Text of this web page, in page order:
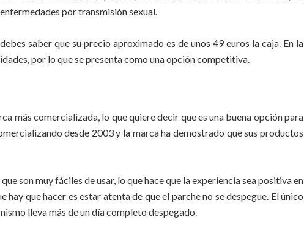
por transmisión sexual.
saber que su precio aproximado es de unos 49 euros la caja. En la
por lo que se presenta como una opción competitiva.
más comercializada, lo que quiere decir que es una buena opción para
desde 2003 y la marca ha demostrado que sus productos
son muy fáciles de usar, lo que hace que la experiencia sea positiva en
hay que hacer es estar atenta de que el parche no se despegue. El único
lleva más de un día completo despegado.